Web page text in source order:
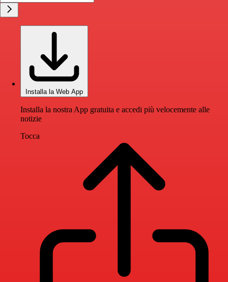
Installa la Web App
Installa la nostra App gratuita e accedi più velocemente alle
notizie
Tocca